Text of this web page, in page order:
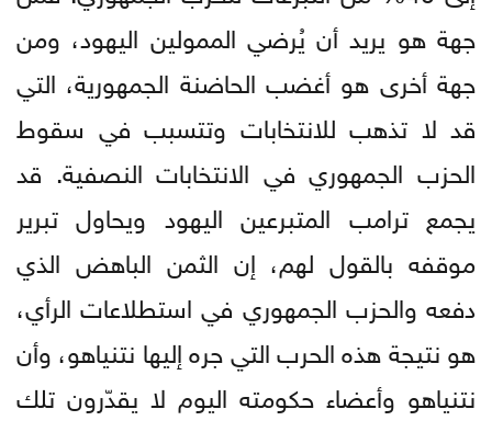
جهة هو يريد أن يُرضي الممولين اليهود، ومن
جهة أخرى هو أغضب الحاضنة الجمهورية، التي
قد لا تذهب للانتخابات وتتسبب في سقوط
الحزب الجمهوري في الانتخابات النصفية. قد
يجمع ترامب المتبرعين اليهود ويحاول تبرير
موقفه بالقول لهم، إن الثمن الباهض الذي
دفعه والحزب الجمهوري في استطلاعات الرأي،
هو نتيجة هذه الحرب التي جره إليها نتنياهو، وأن
نتنياهو وأعضاء حكومته اليوم لا يقدّرون تلك